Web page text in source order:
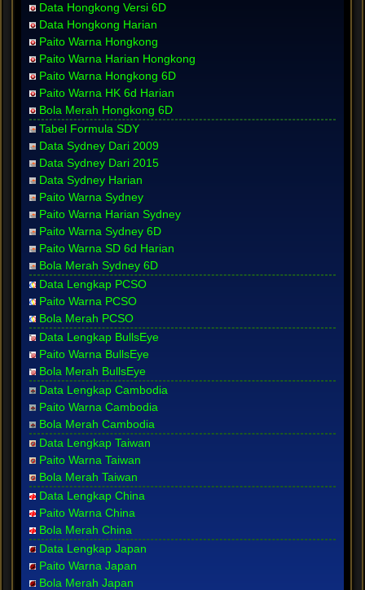
Data Hongkong Versi 6D
Data Hongkong Harian
Paito Warna Hongkong
Paito Warna Harian Hongkong
Paito Warna Hongkong 6D
Paito Warna HK 6d Harian
Bola Merah Hongkong 6D
Tabel Formula SDY
Data Sydney Dari 2009
Data Sydney Dari 2015
Data Sydney Harian
Paito Warna Sydney
Paito Warna Harian Sydney
Paito Warna Sydney 6D
Paito Warna SD 6d Harian
Bola Merah Sydney 6D
Data Lengkap PCSO
Paito Warna PCSO
Bola Merah PCSO
Data Lengkap BullsEye
Paito Warna BullsEye
Bola Merah BullsEye
Data Lengkap Cambodia
Paito Warna Cambodia
Bola Merah Cambodia
Data Lengkap Taiwan
Paito Warna Taiwan
Bola Merah Taiwan
Data Lengkap China
Paito Warna China
Bola Merah China
Data Lengkap Japan
Paito Warna Japan
Bola Merah Japan